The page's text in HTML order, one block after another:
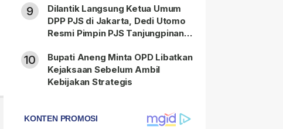
9
Dilantik Langsung Ketua Umum
DPP PJS di Jakarta, Dedi Utomo
Resmi Pimpin PJS Tanjungpinang-
10
Bupati Aneng Minta OPD Libatkan
Kejaksaan Sebelum Ambil
Kebijakan Strategis